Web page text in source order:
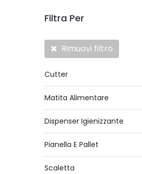
Filtra Per
Rimuovi filtro
Cutter
Matita Alimentare
Dispenser Igienizzante
Pianella E Pallet
Scaletta